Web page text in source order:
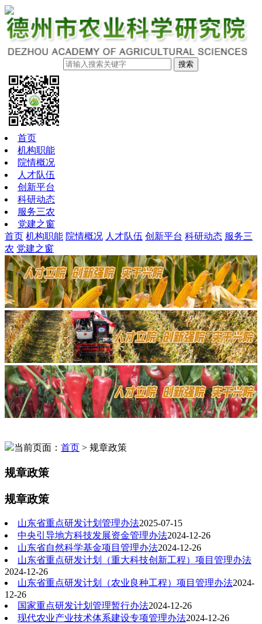
搜索
首页
机构职能
院情概况
人才队伍
创新平台
科研动态
服务三农
党建之窗
首页 机构职能 院情概况 人才队伍 创新平台 科研动态 服务三
农 党建之窗
当前页面： 首页 > 规章政策
规章政策
规章政策
山东省重点研发计划管理办法2025-07-15
中央引导地方科技发展资金管理办法2024-12-26
山东省自然科学基金项目管理办法2024-12-26
山东省重点研发计划（重大科技创新工程）项目管理办法
2024-12-26
山东省重点研发计划（农业良种工程）项目管理办法2024-
12-26
国家重点研发计划管理暂行办法2024-12-26
现代农业产业技术体系建设专项管理办法2024-12-26